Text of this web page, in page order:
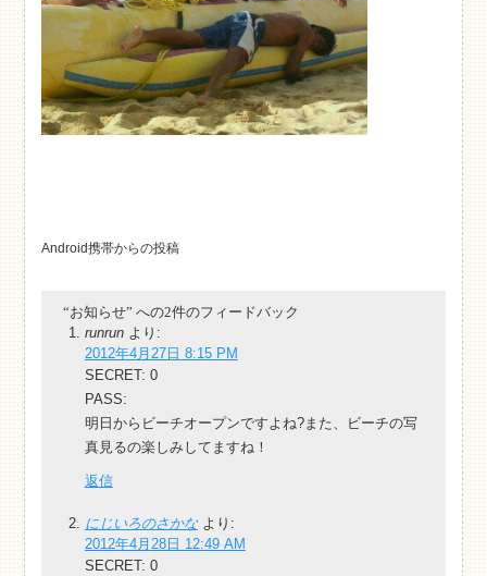
Android携帯からの投稿
“お知らせ” への2件のフィードバック
runrun より:
2012年4月27日 8:15 PM
SECRET: 0
PASS:
明日からビーチオープンですよね?また、ビーチの写
真見るの楽しみしてますね！
返信
にじいろのさかな より:
2012年4月28日 12:49 AM
SECRET: 0